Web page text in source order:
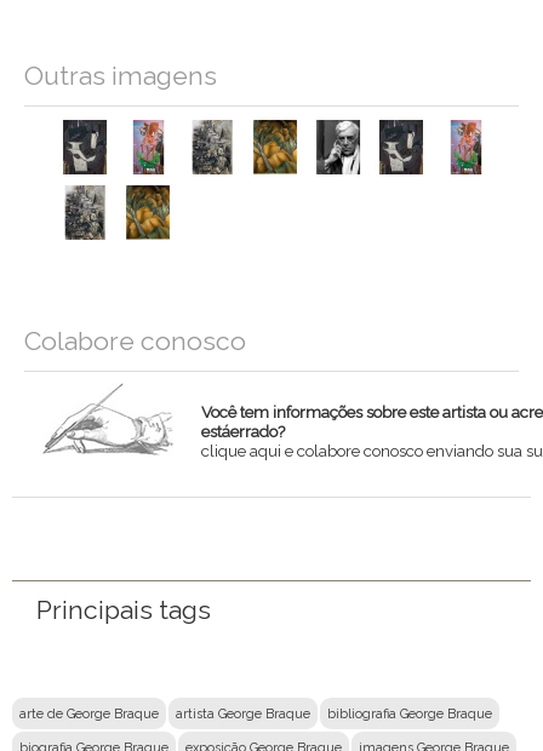
Outras imagens
Colabore conosco
Você tem informações sobre este artista ou
estáerrado?
clique aqui e colabore conosco enviando sua
Principais tags
arte de George Braque artista George Braque bibliografia George Braque
biografia George Braque exposição George Braque imagens George Braque